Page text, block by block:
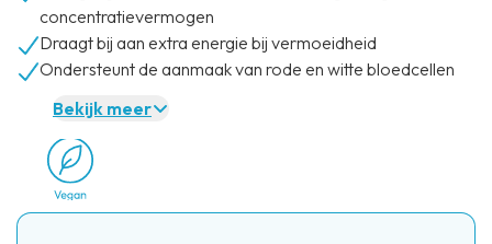
concentratievermogen
Draagt bij aan extra energie bij vermoeidheid
Ondersteunt de aanmaak van rode en witte bloedcellen
Bekijk meer